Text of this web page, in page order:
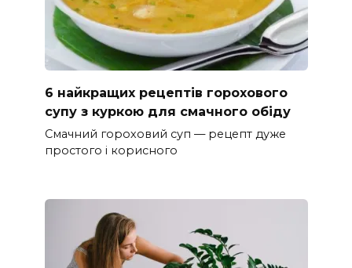
6 найкращих рецептів горохового
супу з куркою для смачного обіду
Смачний гороховий суп — рецепт дуже
простого і корисного